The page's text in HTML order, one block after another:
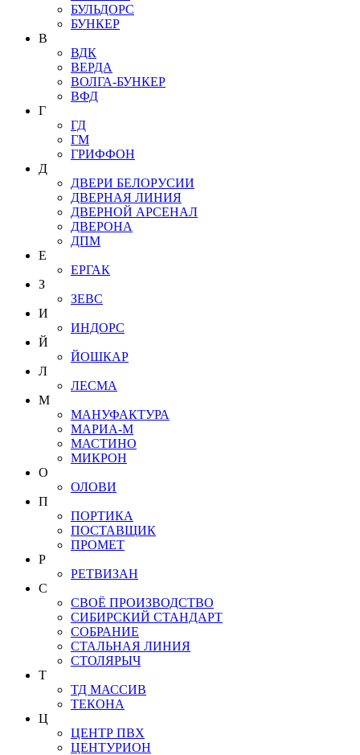
БУЛЬДОРС
БУНКЕР
В
ВДК
ВЕРДА
ВОЛГА-БУНКЕР
ВФД
Г
ГД
ГМ
ГРИФФОН
Д
ДВЕРИ БЕЛОРУСИИ
ДВЕРНАЯ ЛИНИЯ
ДВЕРНОЙ АРСЕНАЛ
ДВЕРОНА
ДПМ
Е
ЕРГАК
З
ЗЕВС
И
ИНДОРС
Й
ЙОШКАР
Л
ЛЕСМА
М
МАНУФАКТУРА
МАРИА-М
МАСТИНО
МИКРОН
О
ОЛОВИ
П
ПОРТИКА
ПОСТАВЩИК
ПРОМЕТ
Р
РЕТВИЗАН
С
СВОЁ ПРОИЗВОДСТВО
СИБИРСКИЙ СТАНДАРТ
СОБРАНИЕ
СТАЛЬНАЯ ЛИНИЯ
СТОЛЯРЫЧ
Т
ТД МАССИВ
ТЕКОНА
Ц
ЦЕНТР ПВХ
ЦЕНТУРИОН